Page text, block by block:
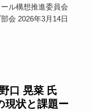
ル構想推進委員会
会 2026年3月14日
口 晃菜 氏
現状と課題ー